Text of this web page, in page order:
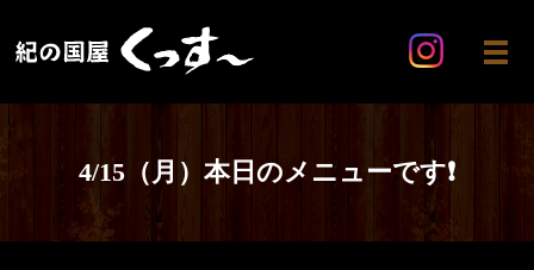
メ
4/15（月）本日のメニューです❗